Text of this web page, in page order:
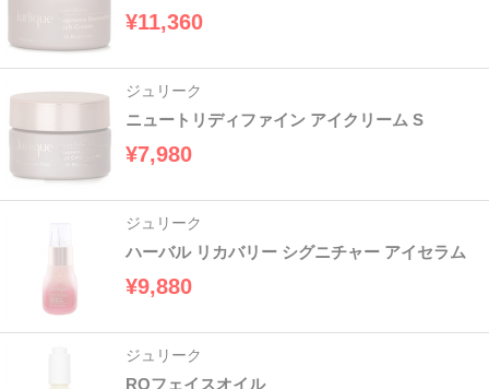
¥11,360
ジュリーク
ニュートリディファイン アイクリーム S
¥7,980
ジュリーク
ハーバル リカバリー シグニチャー アイセラム
¥9,880
ジュリーク
ROフェイスオイル